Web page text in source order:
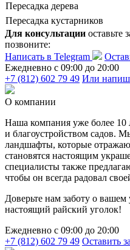
Пересадка дерева
Пересадка кустарников
Для консультации оставьте
позвоните:
Написать в Telegram
Ежедневно c 09:00 до 20:00
+7 (812) 602 79 49 Или
О компании
Наша компания уже более 10
и благоустройством садов.
ландшафты, которые
становятся настоящим
специалисты также
чтобы он всегда радовал
Доверьте нам заботу о
настоящий райский уголок!
Ежедневно c 09:00 до 20:00
+7 (812) 602 79 49 Оставить